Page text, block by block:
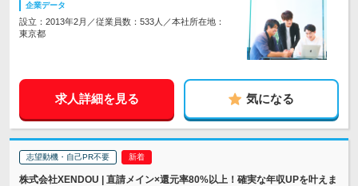
企業データ
設立：2013年2月／従業員数：533人／本社所在地：
東京都
求人詳細を見る 気になる
志望動機・自己PR不要
株式会社XENDOU | 直請メイン×還元率80%以上！確実な年収UPを叶えま